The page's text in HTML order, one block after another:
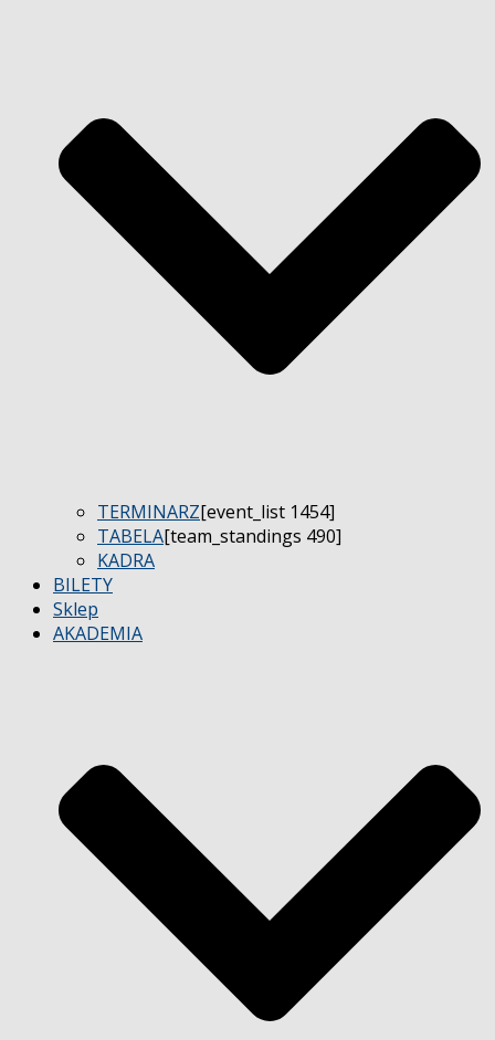
TERMINARZ[event_list 1454]
TABELA[team_standings 490]
KADRA
BILETY
Sklep
AKADEMIA